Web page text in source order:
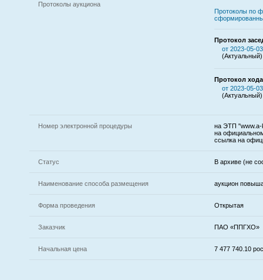
Протоколы аукциона
Протоколы по
Протокол
от 2023-05-
(Актуальный)
Протокол
от 2023-05-
(Актуальный)
Номер электронной процедуры
на ЭТП "www.a-
на
ссылка на
Статус В архиве (не
Наименование способа размещения аукцион
Форма проведения Открытая
Заказчик ПАО «ППГХО»
Начальная цена 7 477 740.10